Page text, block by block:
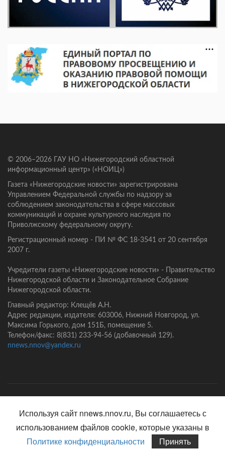
© 2006–2026 ГАУ НО «Нижегородский областной
информационный центр» («НОИЦ»)
Газета «Нижегородские новости» зарегистрирована
Управлением Федеральной службы по надзору за
соблюдением законодательства в сфере массовых
коммуникаций и охране культурного наследия по
Приволжскому федеральному округу.
Регистрационный номер - ПИ № ФС 18-3541 от 20 сентября
2007 г.
Учредители газеты «Нижегородские новости» - Правительство
Нижегородской области и Законодательное Собрание
Нижегородской области.
Главный редактор: Клещёв А.Н.
Адрес редакции, издателя: 603006, Нижний Новгород, ул.
Максима Горького, дом 151Б, помещение 5.
Телефон/факс: 8(831) 233-94-56 (добавочный 129).
nnews.nnov@yandex.ru
Используя сайт nnews.nnov.ru, Вы соглашаетесь с
использованием файлов cookie, которые указаны в
Политике конфиденциальности
Принять